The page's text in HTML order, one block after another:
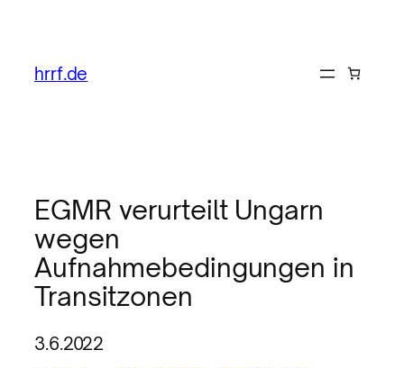
hrrf.de
EGMR verurteilt Ungarn
wegen
Aufnahmebedingungen in
Transitzonen
3.6.2022